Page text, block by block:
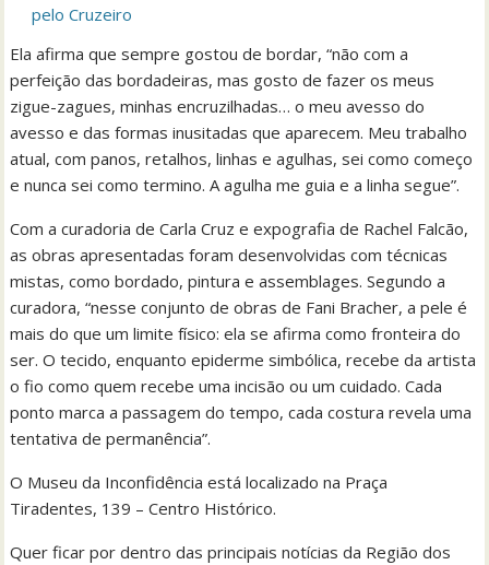
pelo Cruzeiro
Ela afirma que sempre gostou de bordar, “não com a
perfeição das bordadeiras, mas gosto de fazer os meus
zigue-zagues, minhas encruzilhadas… o meu avesso do
avesso e das formas inusitadas que aparecem. Meu trabalho
atual, com panos, retalhos, linhas e agulhas, sei como começo
e nunca sei como termino. A agulha me guia e a linha segue”.
Com a curadoria de Carla Cruz e expografia de Rachel Falcão,
as obras apresentadas foram desenvolvidas com técnicas
mistas, como bordado, pintura e assemblages. Segundo a
curadora, “nesse conjunto de obras de Fani Bracher, a pele é
mais do que um limite físico: ela se afirma como fronteira do
ser. O tecido, enquanto epiderme simbólica, recebe da artista
o fio como quem recebe uma incisão ou um cuidado. Cada
ponto marca a passagem do tempo, cada costura revela uma
tentativa de permanência”.
O Museu da Inconfidência está localizado na Praça
Tiradentes, 139 – Centro Histórico.
Quer ficar por dentro das principais notícias da Região dos